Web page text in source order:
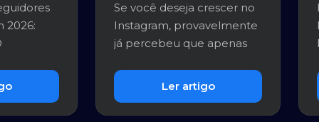
2026:
realmente funcionam
Se você deseja crescer no
Instagram, provavelmente
já percebeu que apenas
Ler artigo